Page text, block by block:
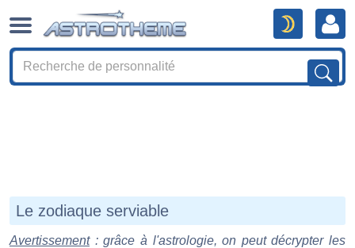
Le zodiaque serviable
Avertissement: grâce à l'astrologie, on peut décrypter les